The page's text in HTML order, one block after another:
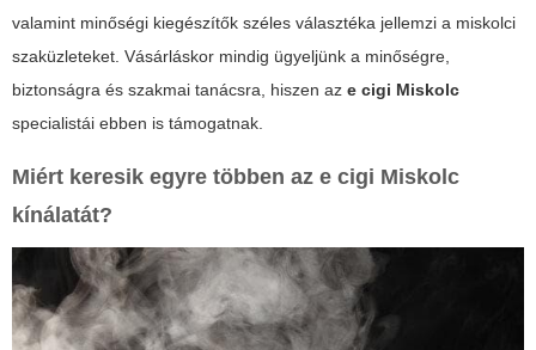
valamint minőségi kiegészítők széles választéka jellemzi a miskolci
szaküzleteket. Vásárláskor mindig ügyeljünk a minőségre,
biztonságra és szakmai tanácsra, hiszen az e cigi Miskolc
specialistái ebben is támogatnak.
Miért keresik egyre többen az e cigi Miskolc
kínálatát?